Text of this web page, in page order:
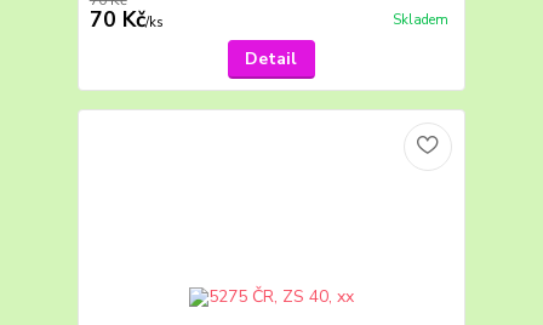
70 Kč/ks Skladem
Detail